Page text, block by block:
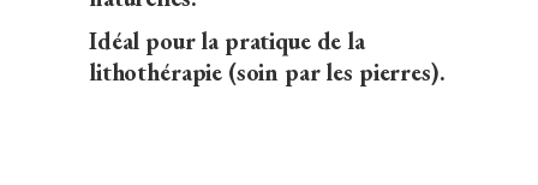
Idéal pour la pratique de la
lithothérapie (soin par les pierres).